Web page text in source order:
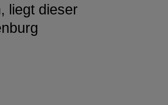
liegt dieser